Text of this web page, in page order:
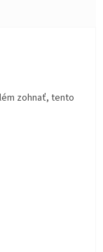
zohnať, tento